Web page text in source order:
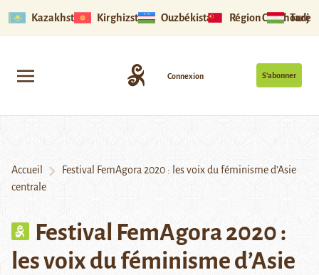
Kazakhstan Kirghizstan Ouzbékistan Région Ouïghoure
S’abonner
Connexion
Accueil
Festival FemAgora 2020 : les voix du féminisme d’Asie
centrale
Festival FemAgora 2020 :
les voix du féminisme d’Asie